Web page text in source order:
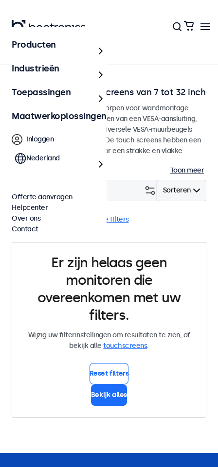
Home
Wandmontage touchscreens van 7 tot 32 inch
Touchscreen monitoren ontworpen voor wandmontage.
Deze touchscreens zijn voorzien van een VESA-aansluiting,
waarmee ze eenvoudig op universele VESA-muurbeugels
kunnen worden gemonteerd. De touch screens hebben een
slanke behuizing die zorgt voor een strakke en vlakke
afwerking. Lees meer.
Toon meer
Sorteren
RCA video Wis alle filters
Er zijn helaas geen
monitoren die
overeenkomen met uw
filters.
Wijzig uw filterinstellingen om resultaten te zien, of
bekijk alletouchscreens.
Reset filters
Bekijk alles
Producten
Industrieën
Toepassingen
Maatwerkoplossingen
Inloggen
Nederland
Offerte aanvragen
Helpcenter
Over ons
Contact